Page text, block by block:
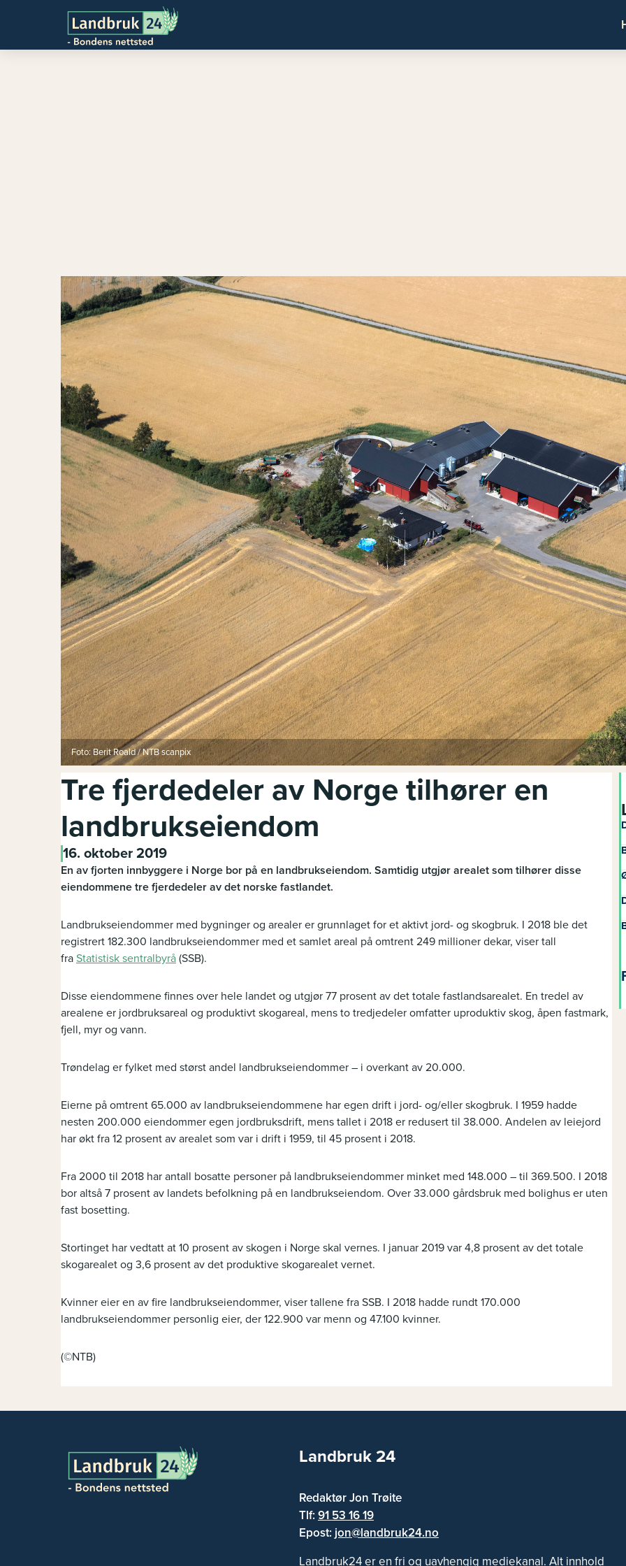
Foto: Berit Roald / NTB scanpix
Tre fjerdedeler av Norge tilhører en
landbrukseiendom
16. oktober 2019
En av fjorten innbyggere i Norge bor på en landbrukseiendom. Samtidig utgjør arealet som tilhører disse
eiendommene tre fjerdedeler av det norske fastlandet.
Landbrukseiendommer med bygninger og arealer er grunnlaget for et aktivt jord- og skogbruk. I 2018 ble det
registrert 182.300 landbrukseiendommer med et samlet areal på omtrent 249 millioner dekar, viser tall
fra Statistisk sentralbyrå (SSB).
Disse eiendommene finnes over hele landet og utgjør 77 prosent av det totale fastlandsarealet. En tredel av
arealene er jordbruksareal og produktivt skogareal, mens to tredjedeler omfatter uproduktiv skog, åpen fastmark,
fjell, myr og vann.
Trøndelag er fylket med størst andel landbrukseiendommer – i overkant av 20.000.
Eierne på omtrent 65.000 av landbrukseiendommene har egen drift i jord- og/eller skogbruk. I 1959 hadde
nesten 200.000 eiendommer egen jordbruksdrift, mens tallet i 2018 er redusert til 38.000. Andelen av leiejord
har økt fra 12 prosent av arealet som var i drift i 1959, til 45 prosent i 2018.
Fra 2000 til 2018 har antall bosatte personer på landbrukseiendommer minket med 148.000 – til 369.500. I 2018
bor altså 7 prosent av landets befolkning på en landbrukseiendom. Over 33.000 gårdsbruk med bolighus er uten
fast bosetting.
Stortinget har vedtatt at 10 prosent av skogen i Norge skal vernes. I januar 2019 var 4,8 prosent av det totale
skogarealet og 3,6 prosent av det produktive skogarealet vernet.
Kvinner eier en av fire landbrukseiendommer, viser tallene fra SSB. I 2018 hadde rundt 170.000
landbrukseiendommer personlig eier, der 122.900 var menn og 47.100 kvinner.
(©NTB)
Landbruk 24
Redaktør Jon Trøite
Tlf:91 53 16 19
Epost: jon@landbruk24.no
Landbruk24 er en fri og uavhengig mediekanal. Alt innhold